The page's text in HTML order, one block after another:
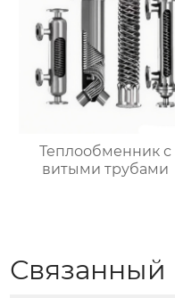
Теплообменник с
витыми трубами
Связанный